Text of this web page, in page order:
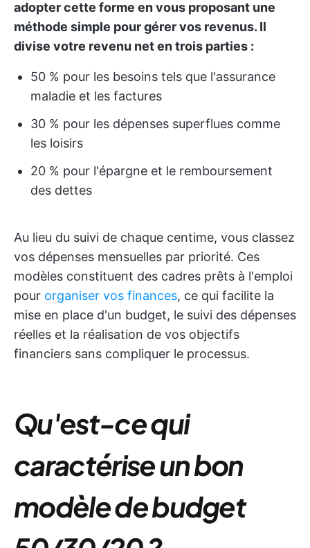
adopter cette forme en vous proposant une
méthode simple pour gérer vos revenus. Il
divise votre revenu net en trois parties :
50 % pour les besoins tels que l'assurance
maladie et les factures
30 % pour les dépenses superflues comme
les loisirs
20 % pour l'épargne et le remboursement
des dettes
Au lieu du suivi de chaque centime, vous classez
vos dépenses mensuelles par priorité. Ces
modèles constituent des cadres prêts à l'emploi
pour organiser vos finances, ce qui facilite la
mise en place d'un budget, le suivi des dépenses
réelles et la réalisation de vos objectifs
financiers sans compliquer le processus.
Qu'est-ce qui
caractérise un bon
modèle de budget